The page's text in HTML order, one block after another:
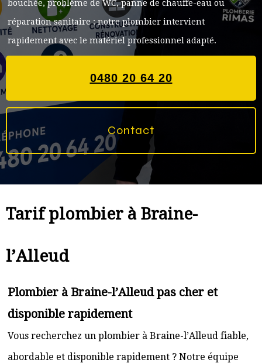
bouchée, problème de WC, panne de chauffe-eau ou
réparation sanitaire : notre plombier intervient
rapidement avec le matériel professionnel adapté.
0480 20 64 20
Contact
Tarif plombier à Braine-
l’Alleud
Plombier à Braine-l’Alleud pas cher et
disponible rapidement
Vous recherchez un plombier à Braine-l’Alleud fiable,
abordable et disponible rapidement ? Notre équipe